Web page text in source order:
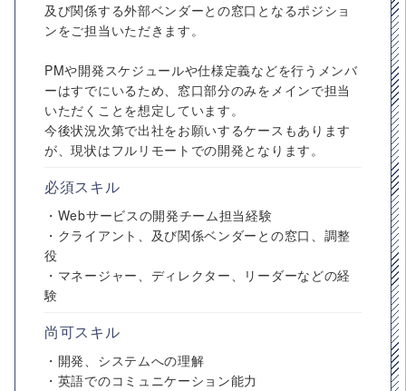
及び関係する外部ベンダーとの窓口となるポジショ
ンをご担当いただきます。
PMや開発スケジュールや仕様定義などを行うメンバ
ーはすでにいるため、窓口部分のみをメインで担当
いただくことを想定しています。
今後状況次第で出社をお願いするケースもあります
が、現状はフルリモートでの開発となります。
必須スキル
・Webサービスの開発チーム担当経験
・クライアント、及び関係ベンダーとの窓口、調整
役
・マネージャー、ディレクター、リーダーなどの経
験
尚可スキル
・開発、システムへの理解
・英語でのコミュニケーション能力